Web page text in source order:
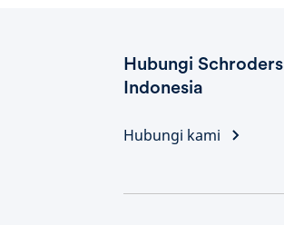
Hubungi Schroders
Indonesia
Hubungi kami